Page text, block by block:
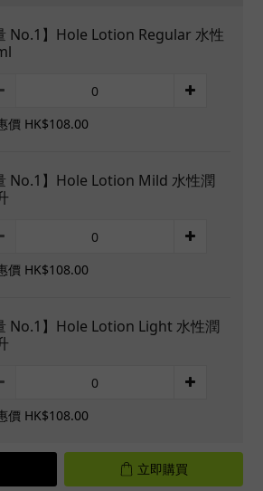
No.1】Hole Lotion Regular 水性
價 HK$108.00
No.1】Hole Lotion Mild 水性潤
價 HK$108.00
No.1】Hole Lotion Light 水性潤
價 HK$108.00
立即購買